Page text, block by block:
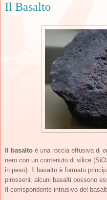
Il Basalto
Il basalto è una roccia effusiva di
nero con un contenuto di silice
in peso). Il basalto è formato
pirosseni; alcuni basalti possono
Il corrispondente intrusivo del